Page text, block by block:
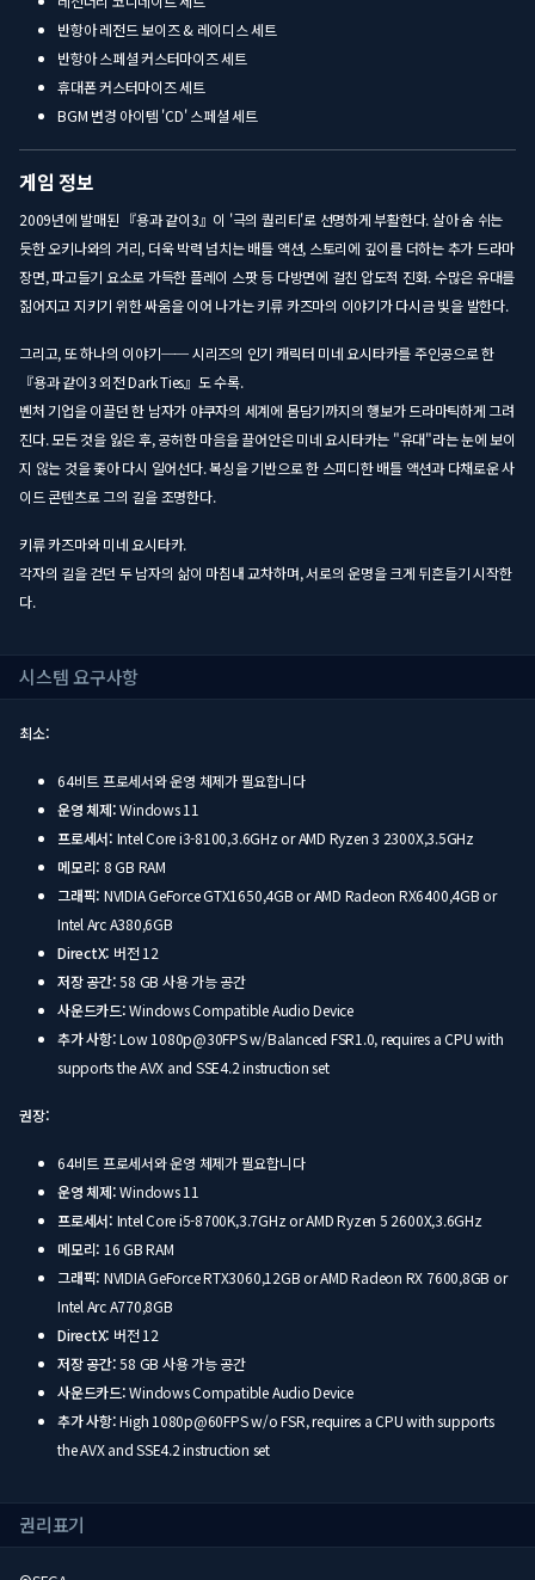
반항아 레전드 보이즈 & 레이디스 세트
반항아 스페셜 커스터마이즈 세트
휴대폰 커스터마이즈 세트
BGM 변경 아이템 'CD' 스페셜 세트
게임 정보
2009년에 발매된 『용과 같이3』이 '극의 퀄리티'로 선명하게 부활한다. 살아 숨 쉬는
듯한 오키나와의 거리, 더욱 박력 넘치는 배틀 액션, 스토리에 깊이를 더하는 추가 드라마
장면, 파고들기 요소로 가득한 플레이 스팟 등 다방면에 걸친 압도적 진화. 수많은 유대를
짊어지고 지키기 위한 싸움을 이어 나가는 키류 카즈마의 이야기가 다시금 빛을 발한다.
그리고, 또 하나의 이야기── 시리즈의 인기 캐릭터 미네 요시타카를 주인공으로 한
『용과 같이3 외전 Dark Ties』도 수록.
벤처 기업을 이끌던 한 남자가 야쿠자의 세계에 몸담기까지의 행보가 드라마틱하게 그려
진다. 모든 것을 잃은 후, 공허한 마음을 끌어안은 미네 요시타카는 "유대"라는 눈에 보이
지 않는 것을 좇아 다시 일어선다. 복싱을 기반으로 한 스피디한 배틀 액션과 다채로운 사
이드 콘텐츠로 그의 길을 조명한다.
키류 카즈마와 미네 요시타카.
각자의 길을 걷던 두 남자의 삶이 마침내 교차하며, 서로의 운명을 크게 뒤흔들기 시작한
다.
시스템 요구사항
최소:
64비트 프로세서와 운영 체제가 필요합니다
운영 체제:Windows 11
프로세서: Intel Core i3-8100,3.6GHz or AMD Ryzen 3 2300X,3.5GHz
메모리: 8 GB RAM
그래픽: NVIDIA GeForce GTX1650,4GB or AMD Radeon RX6400,4GB or
Intel Arc A380,6GB
DirectX: 버전 12
저장 공간:58 GB 사용 가능 공간
사운드카드:Windows Compatible Audio Device
추가 사항:Low 1080p@30FPS w/Balanced FSR1.0, requires a CPU with
supports the AVX and SSE4.2 instruction set
권장:
64비트 프로세서와 운영 체제가 필요합니다
운영 체제:Windows 11
프로세서: Intel Core i5-8700K,3.7GHz or AMD Ryzen 5 2600X,3.6GHz
메모리: 16 GB RAM
그래픽: NVIDIA GeForce RTX3060,12GB or AMD Radeon RX 7600,8GB or
Intel Arc A770,8GB
DirectX: 버전 12
저장 공간:58 GB 사용 가능 공간
사운드카드:Windows Compatible Audio Device
추가 사항:High 1080p@60FPS w/o FSR, requires a CPU with supports
the AVX and SSE4.2 instruction set
권리표기